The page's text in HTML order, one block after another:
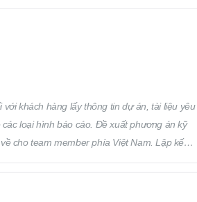
khách hàng lấy thông tin dự án, tài liệu yêu
loại hình báo cáo. Đề xuất phương án kỹ
cho team member phía Việt Nam. Lập kế
trên. Địa điểm làm việc: Osaka, Nhật Bản